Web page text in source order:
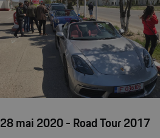
28 mai 2020 - Road Tour 2017